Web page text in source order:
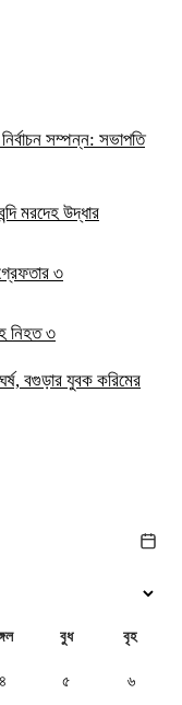
সম্পন্ন: সভাপতি
মরদেহ উদ্ধার
৩
নিহত ৩
বগুড়ার যুবক করিমের
বুধ বৃহ
৪ ৫ ৬